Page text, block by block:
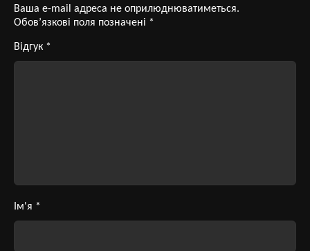
Ваша e-mail адреса не оприлюднюватиметься.
Обов’язкові поля позначені *
Відгук *
Ім'я *